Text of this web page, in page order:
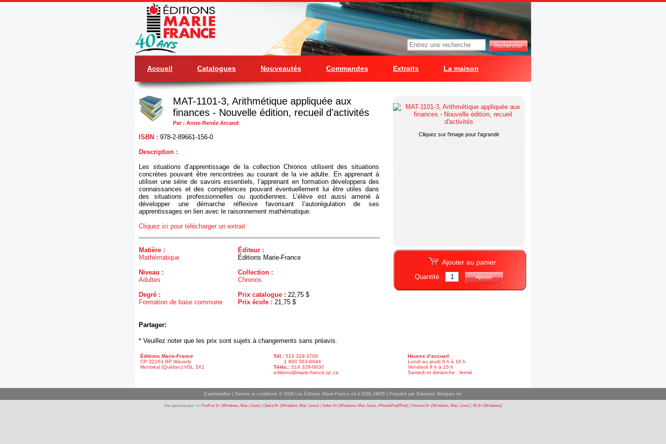
Rechercher
Accueil Catalogues Nouveautés Commandes Extraits La maison
MAT-1101-3, Arithmétique appliquée aux
finances - Nouvelle édition, recueil d'activités
Par : Anne-Renée Arcand
ISBN : 978-2-89661-156-0
Description :
Les situations d’apprentissage de la collection Chronos utilisent des situations
concrètes pouvant être rencontrées au courant de la vie adulte. En apprenant à
utiliser une série de savoirs essentiels, l’apprenant en formation développera des
connaissances et des compétences pouvant éventuellement lui être utiles dans
des situations professionnelles ou quotidiennes. L’élève est aussi amené à
développer une démarche réflexive favorisant l’autorégulation de ses
apprentissages en lien avec le raisonnement mathématique.
Cliquez ici pour télécharger un extrait
Matière :
Mathématique
Niveau :
Adultes
Degré :
Formation de base commune
Éditeur :
Éditions Marie-France
Collection :
Chronos
Prix catalogue : 22,75 $
Prix école : 21,75 $
Cliquez sur l'image pour l'agrandir
Ajouter au panier
Quantité : Ajouter
Partager:
* Veuillez noter que les prix sont sujets à changements sans préavis.
Éditions Marie-France
CP 32263 BP Waverly
Montréal (Québec) H3L 3X1
Tél.: 514 329-3700
1 800 563-6644
Téléc.: 514 329-0630
editions@marie-france.qc.ca
Heures d’accueil
Lundi au jeudi 9 h à 16 h
Vendredi 9 h à 15 h
Samedi et dimanche : fermé
S'authentifier Termes et conditions © 2026 Les Éditions Marie-France v4.4.5185.24835 | Propulsé par Solutions Nitriques inc
Site optimisé pour >> FireFox 3+ (Windows, Mac, Linux) Opera 9+ (Windows, Mac, Linux) Safari 4+ (Windows, Mac, Linux, iPhone/iPad/iPod) Chrome 5+ (Windows, Mac, Linux) IE 8+ (Windows)